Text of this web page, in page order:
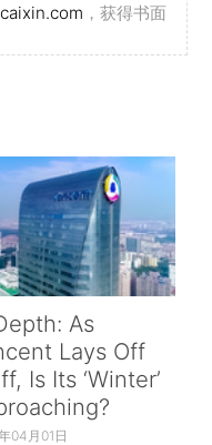
，获得书面
As
Lays Off
Is Its ‘Winter’
04月01日